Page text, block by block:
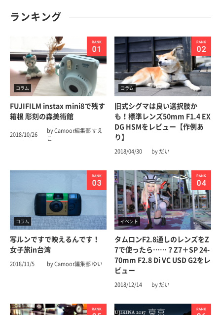
ランキング
コラム
FUJIFILM instax mini8で残す
箱根 彫刻の森美術館
2018/10/26
by Camoor編集部 すえ
こ
コラム
旧式シグマは良い選択肢か
も！標準レンズ50mm F1.4 EX
DG HSMをレビュー【作例あ
り】
2018/04/30 by だい
コラム
写ルンですで映えるんです！
女子旅in台湾
2018/11/5 by Camoor編集部 ゆい
イベント
タムロンF2.8通しのレンズをZ
7で使ったら……？Z7＋SP 24-
70mm F2.8 Di VC USD G2をレ
ビュー
2018/12/14 by だい